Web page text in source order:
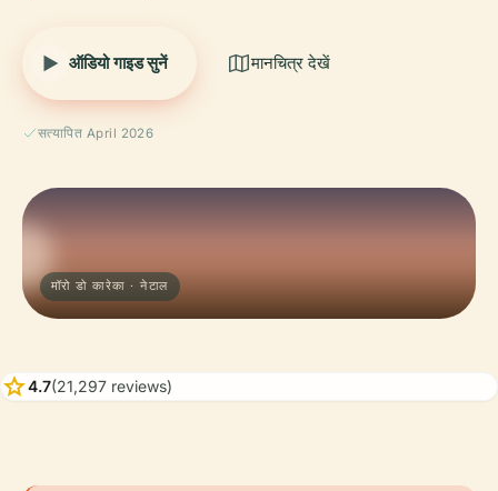
ऑडियो गाइड सुनें मानचित्र देखें
सत्यापित April 2026
मॉरो डो कारेका · नेटाल
star4.7(21,297 reviews)